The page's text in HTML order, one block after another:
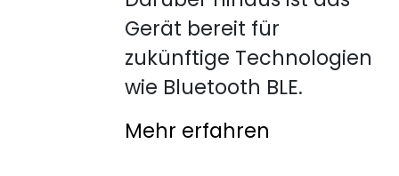
Gerät bereit für
zukünftige Technologien
wie Bluetooth BLE.
Mehr erfahren